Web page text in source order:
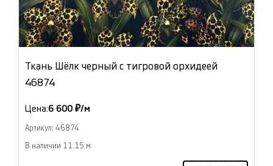
Ткань Шёлк черный с тигровой орхидеей
46874
Цена:6 600 ₽/м
Артикул: 46874
В наличии 11.15 м